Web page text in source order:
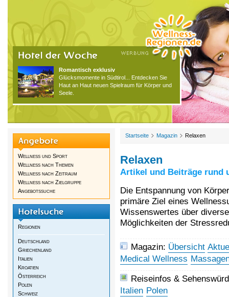
Romantisch exklusiv
Glücksmomente in Südtirol... Entdecken Sie
Haut an Haut neuen Spielraum für Körper und
Seele.
Wellness und Sport
Wellness nach Themen
Wellness nach Zeitraum
Wellness nach Zielgruppe
Angebotssuche
Regionen
Deutschland
Griechenland
Italien
Kroatien
Österreich
Polen
Schweiz
Startseite Magazin Relaxen
Relaxen
Artikel und Beiträge rund
Die Entspannung von
primäre Ziel eines
Wissenswertes über
Möglichkeiten der
Magazin: Übersicht
Medical Wellness
Reiseinfos &
Italien Polen